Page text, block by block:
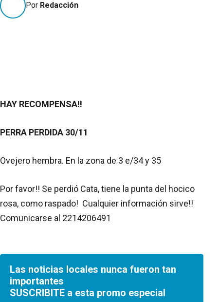
Por Redacción
HAY RECOMPENSA!!
PERRA PERDIDA 30/11
Ovejero hembra. En la zona de 3 e/34 y 35
Por favor!! Se perdió Cata, tiene la punta del hocico
rosa, como raspado! Cualquier información sirve!!
Comunicarse al 2214206491
Las noticias locales nunca fueron tan
importantes
SUSCRIBITE a esta promo especial